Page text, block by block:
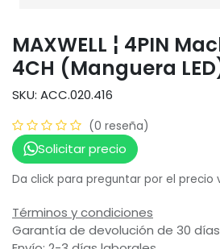
MAXWELL ¦ 4PIN
4CH (Manguera
SKU: ACC.020.416
(0 reseña)
Solicitar precio
Da click para preguntar por el precio
Términos y condiciones
Garantía de devolución de 30 días